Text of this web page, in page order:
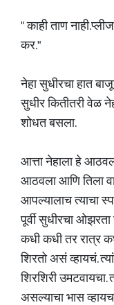
" काही ताण
कर."
नेहा सुधीरचा हात
सुधीर कितीतरी वेळ
शोधत बसला.
आत्ता नेहाला हे
आठवला आणि तिला
आपल्यालाच त्याचा
पूर्वी सुधीरचा
कधी कधी तर रात्र
शिरतो असं व्हायचं.
शिरशिरी
असल्याचा भास